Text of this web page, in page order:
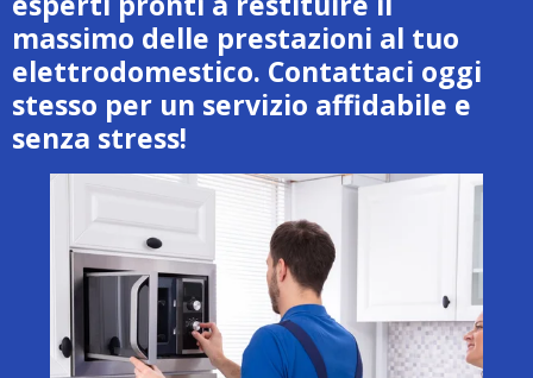
massimo delle prestazioni al tuo
elettrodomestico. Contattaci oggi
stesso per un servizio affidabile e
senza stress!